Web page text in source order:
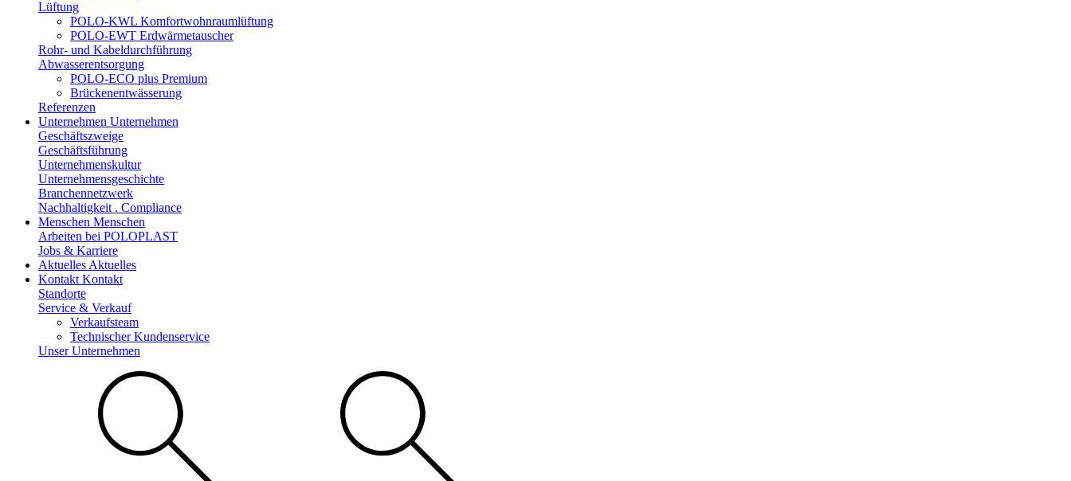
Lüftung
POLO-KWL Komfortwohnraumlüftung
POLO-EWT Erdwärmetauscher
Rohr- und Kabeldurchführung
Abwasserentsorgung
POLO-ECO plus Premium
Brückenentwässerung
Referenzen
Unternehmen Unternehmen
Geschäftszweige
Geschäftsführung
Unternehmenskultur
Unternehmensgeschichte
Branchennetzwerk
Nachhaltigkeit . Compliance
Menschen Menschen
Arbeiten bei POLOPLAST
Jobs & Karriere
Aktuelles Aktuelles
Kontakt Kontakt
Standorte
Service & Verkauf
Verkaufsteam
Technischer Kundenservice
Unser Unternehmen